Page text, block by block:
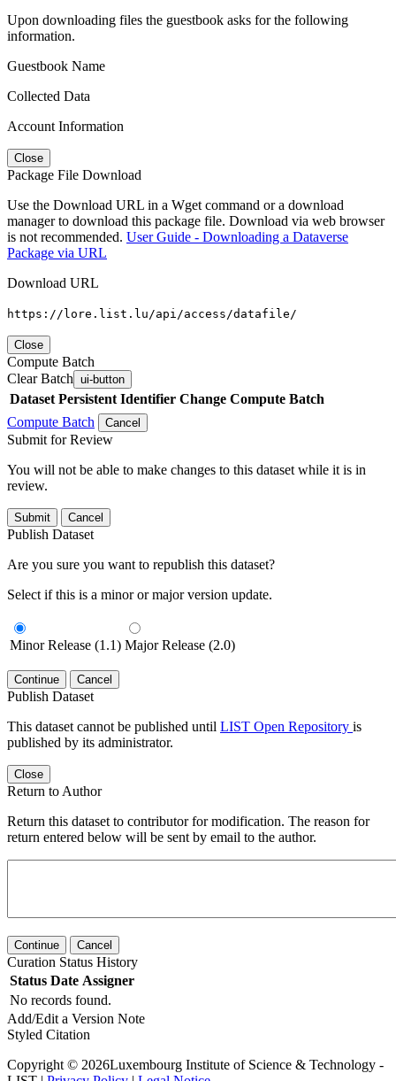
Upon downloading files the guestbook asks for the following
information.
Guestbook Name
Collected Data
Account Information
Close
Package File Download
Use the Download URL in a Wget command or a download
manager to download this package file. Download via web browser
is not recommended. User Guide - Downloading a Dataverse
Package via URL
Download URL
https://lore.list.lu/api/access/datafile/
Close
Compute Batch
Clear Batch ui-button
Dataset Persistent Identifier Change Compute Batch
Compute Batch
Cancel
Submit for Review
You will not be able to make changes to this dataset while it is in
review.
Submit Cancel
Publish Dataset
Are you sure you want to republish this dataset?
Select if this is a minor or major version update.
Minor Release (1.1) Major Release (2.0)
Continue Cancel
Publish Dataset
This dataset cannot be published until LIST Open Repository is
published by its administrator.
Close
Return to Author
Return this dataset to contributor for modification. The reason for
return entered below will be sent by email to the author.
Continue Cancel
Curation Status History
Status Date Assigner
No records found.
Add/Edit a Version Note
Styled Citation
Copyright © 2026Luxembourg Institute of Science & Technology -